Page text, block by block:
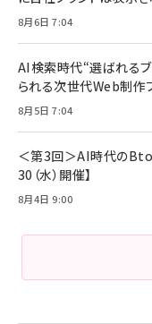
8月6日 7:04
AI検索時代“選ばれる
られる次世代Web制作
8月5日 7:04
＜第3回＞AI時代の
30（水）開催】
8月4日 9:00